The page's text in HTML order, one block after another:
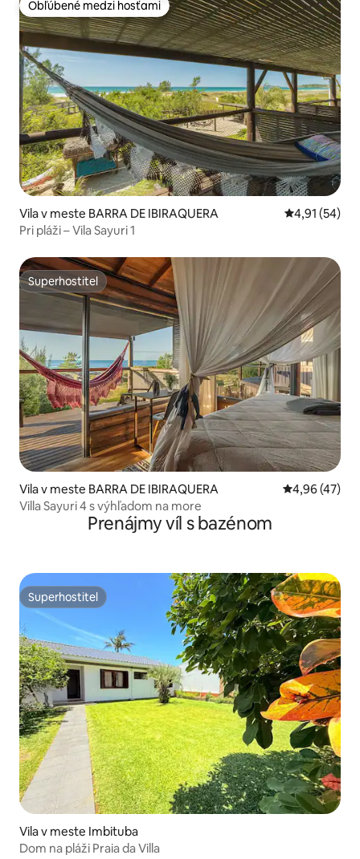
Obľúbené medzi hosťami
Obľúbené medzi hosťami
Vila v meste BARRA DE IBIRAQUERA Priemerné
4,91 (54)
Pri pláži – Vila Sayuri 1
Superhostiteľ
Superhostiteľ
Vila v meste BARRA DE IBIRAQUERA Priemerné
4,96 (47)
Villa Sayuri 4 s výhľadom na more
Prenájmy víl s bazénom
Superhostiteľ
Superhostiteľ
Vila v meste Imbituba
Dom na pláži Praia da Villa